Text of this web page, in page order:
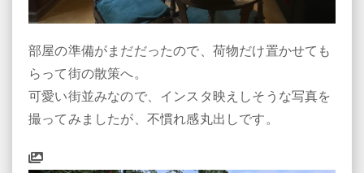
部屋の準備がまだだったので、荷物だけ置かせても
らって街の散策へ。
可愛い街並みなので、インスタ映えしそうな写真を
撮ってみましたが、不慣れ感丸出しです。